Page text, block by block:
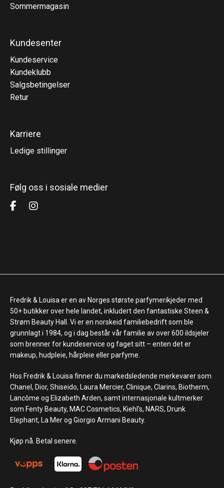
Sommermagasin
Kundesenter
Kundeservice
Kundeklubb
Salgsbetingelser
Retur
Karriere
Ledige stillinger
Følg oss i sosiale medier
Fredrik & Louisa er en av Norges største parfymerikjeder med
50+ butikker over hele landet, inkludert den fantastiske Steen &
Strøm Beauty Hall. Vi er en norskeid familiebedrift som ble
grunnlagt i 1984, og i dag består vår familie av over 600 ildsjeler
som brenner for kundeservice og faget sitt – enten det er
makeup, hudpleie, hårpleie eller parfyme.
Hos Fredrik & Louisa finner du markedsledende merkevarer som
Chanel, Dior, Shiseido, Laura Mercier, Clinique, Clarins, Biotherm,
Lancôme og Elizabeth Arden, samt internasjonale kultmerker
som Fenty Beauty, MAC Cosmetics, Kiehl's, NARS, Drunk
Elephant, La Mer og Giorgio Armani Beauty.
Kjøp nå. Betal senere.